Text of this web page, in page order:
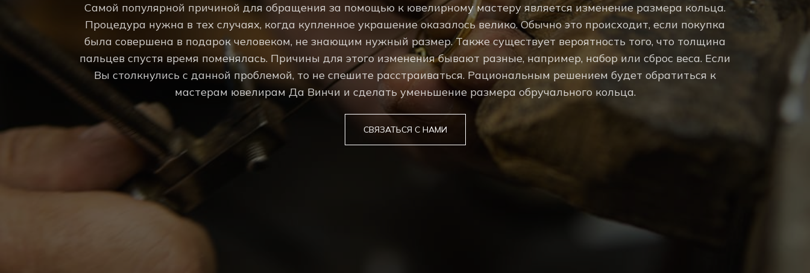
Самой популярной причиной для обращения за помощью к ювелирному мастеру является изменение размера кольца.
Процедура нужна в тех случаях, когда купленное украшение оказалось велико. Обычно это происходит, если покупка
была совершена в подарок человеком, не знающим нужный размер. Также существует вероятность того, что толщина
пальцев спустя время поменялась. Причины для этого изменения бывают разные, например, набор или сброс веса. Если
Вы столкнулись с данной проблемой, то не спешите расстраиваться. Рациональным решением будет обратиться к
мастерам ювелирам Да Винчи и сделать уменьшение размера обручального кольца.
СВЯЗАТЬСЯ С НАМИ